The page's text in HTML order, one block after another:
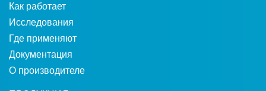
Как работает
Исследования
Где применяют
Документация
О производителе